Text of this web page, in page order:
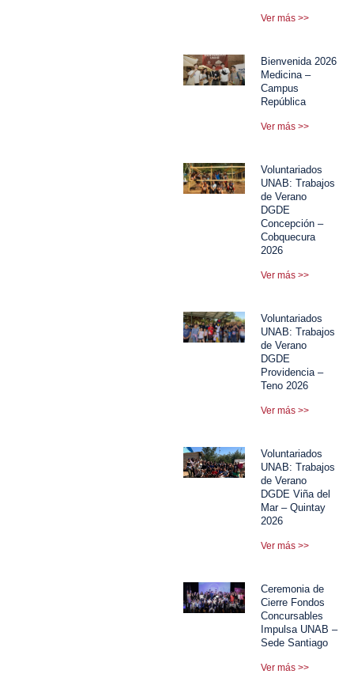
Ver más >>
Bienvenida 2026
Medicina –
Campus
República
Ver más >>
Voluntariados
UNAB: Trabajos
de Verano
DGDE
Concepción –
Cobquecura
2026
Ver más >>
Voluntariados
UNAB: Trabajos
de Verano
DGDE
Providencia –
Teno 2026
Ver más >>
Voluntariados
UNAB: Trabajos
de Verano
DGDE Viña del
Mar – Quintay
2026
Ver más >>
Ceremonia de
Cierre Fondos
Concursables
Impulsa UNAB –
Sede Santiago
Ver más >>